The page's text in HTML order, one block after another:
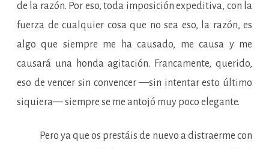
de la razón. Por eso, toda imposición expeditiva, con la
fuerza de cualquier cosa que no sea eso, la razón, es
algo que siempre me ha causado, me causa y me
causará una honda agitación. Francamente, querido,
eso de vencer sin convencer —sin intentar esto último
siquiera— siempre se me antojó muy poco elegante.
Pero ya que os prestáis de nuevo a distraerme con